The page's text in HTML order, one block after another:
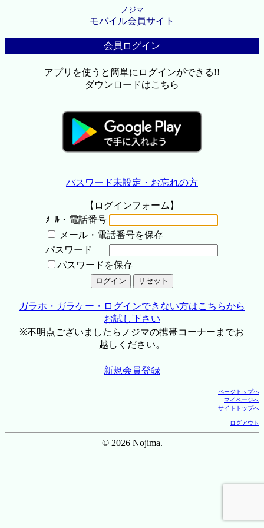
ノジマ
モバイル会員サイト
会員ログイン
アプリを使うと簡単にログインができる!!
ダウンロードはこちら
パスワード未設定・お忘れの方
【ログインフォーム】
ﾒｰﾙ・電話番号
メール・電話番号を保存
パスワード
パスワードを保存
ガラホ・ガラケー・ログインできない方はこちらから
お試し下さい
※不明点ございましたらノジマの携帯コーナーまでお
越しください。
新規会員登録
ページトップへ
マイページへ
サイトトップへ
ログアウト
© 2026 Nojima.